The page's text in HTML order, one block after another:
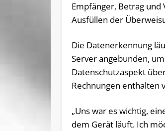
Empfänger, Betrag
Ausfüllen der
Die Datenerkennung
Server angebunden,
Datenschutzaspekt
Rechnungen enthalten
„Uns war es wichtig,
dem Gerät läuft. Ich